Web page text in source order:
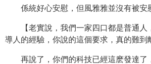
係統好心安慰，但風雅雅並沒有被安
【老實說，我們一家四口都是普通
導人的經驗，你說的這個要求，真的難到
再說了，你們的科技已經這麽發達了